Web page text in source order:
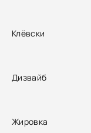
Клёвски
Дизвайб
Жировка